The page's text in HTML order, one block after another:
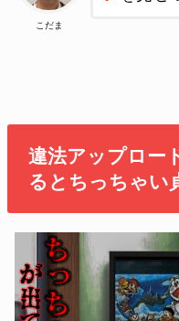
こだま
違法アップロー
るとちっちゃい